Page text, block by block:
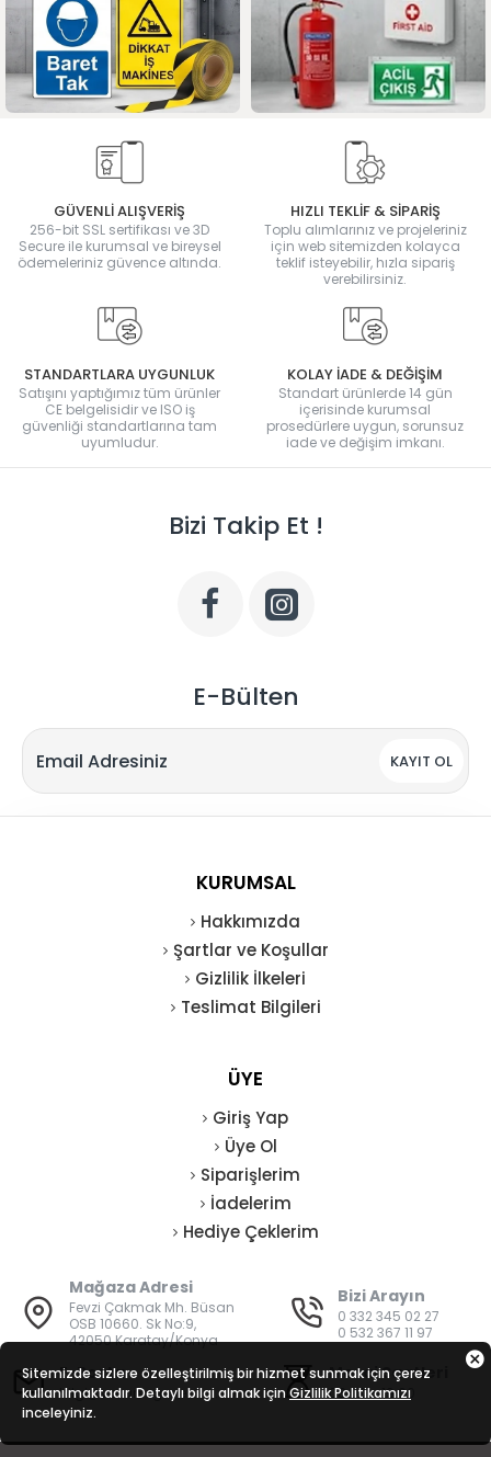
GÜVENLİ ALIŞVERİŞ
256-bit SSL sertifikası ve 3D
Secure ile kurumsal ve bireysel
ödemeleriniz güvence altında.
HIZLI TEKLİF & SİPARİŞ
Toplu alımlarınız ve projeleriniz
için web sitemizden kolayca
teklif isteyebilir, hızla sipariş
verebilirsiniz.
STANDARTLARA UYGUNLUK
Satışını yaptığımız tüm ürünler
CE belgelisidir ve ISO iş
güvenliği standartlarına tam
uyumludur.
KOLAY İADE & DEĞİŞİM
Standart ürünlerde 14 gün
içerisinde kurumsal
prosedürlere uygun, sorunsuz
iade ve değişim imkanı.
Bizi Takip Et !
E-Bülten
KAYIT OL
KURUMSAL
Hakkımızda
Şartlar ve Koşullar
Gizlilik İlkeleri
Teslimat Bilgileri
ÜYE
Giriş Yap
Üye Ol
Siparişlerim
İadelerim
Hediye Çeklerim
Mağaza Adresi
Fevzi Çakmak Mh. Büsan
OSB 10660. Sk No:9,
42050 Karatay/Konya
Bizi Arayın
0 332 345 02 27
0 532 367 11 97
E-Posta
bilgi@vatanisguvenligi.com
Mesai Saatleri
08:00 - 19:00
Sitemizde sizlere özelleştirilmiş bir hizmet sunmak için çerez
kullanılmaktadır. Detaylı bilgi almak için Gizlilik Politikamızı
inceleyiniz.